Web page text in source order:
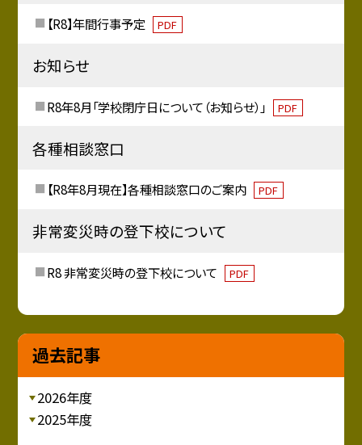
【R8】年間行事予定 PDF
お知らせ
R8年8月「学校閉庁日について（お知らせ）」 PDF
各種相談窓口
【R8年8月現在】各種相談窓口のご案内 PDF
非常変災時の登下校について
R8 非常変災時の登下校について PDF
過去記事
2026年度
2025年度